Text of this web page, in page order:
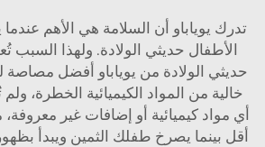
تدرك يوياباو أن السلامة هي الأهم عندما
الأطفال حديثي الولادة. ولهذا السبب
حديثي الولادة من يوياباو أفضل
أي مواد كيميائية أو إضافات غير
أقل بينما يصرخ طفلك الثمين ويبدأ